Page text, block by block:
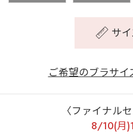
サ
ご希望のブラサイ
〈ファイナル
8/10(月